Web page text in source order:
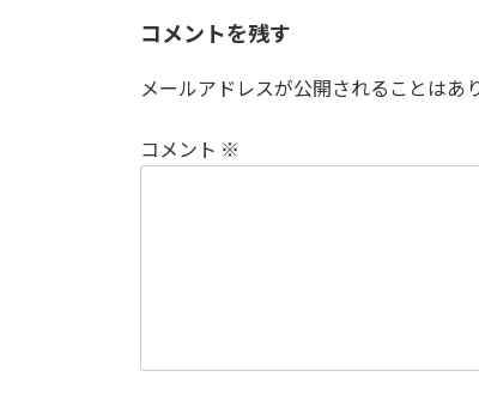
コメントを残す
メールアドレスが公開されることはあ
コメント ※